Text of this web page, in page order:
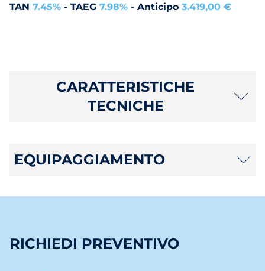
TAN 7.45% - TAEG 7.98% - Anticipo 3.419,00 €
CARATTERISTICHE
TECNICHE
EQUIPAGGIAMENTO
RICHIEDI PREVENTIVO